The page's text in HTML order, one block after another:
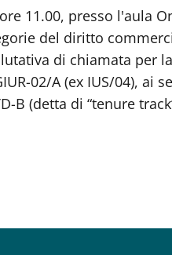
11.00, presso l'aula
del diritto
di chiamata per
02/A (ex IUS/04),
B (detta di “tenure